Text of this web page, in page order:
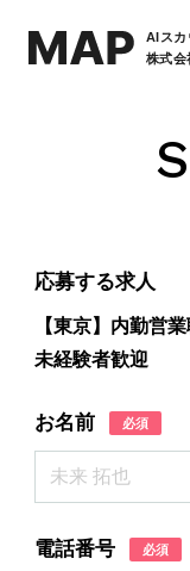
AIスカ
株式会
応募する求人
【東京】内勤営
未経験者歓迎
お名前 必須
電話番号 必須